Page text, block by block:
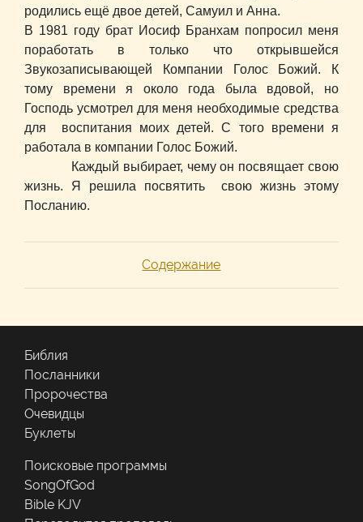
родились ещё двое детей, Самуил и Анна.
В 1981 году брат Иосиф Бранхам попросил меня
поработать в только что открывшейся
Звукозаписывающей Компании Голос Божий. К
тому времени я около года была вдовой, но
Господь усмотрел для меня необходимые средства
для воспитания моих детей. С того времени я
работала в компании Голос Божий.
Каждый выбирает, чему он посвящает свою
жизнь. Я решила посвятить свою жизнь этому
Посланию.
Содержание
Библия
Посланники
Пророчества
Очевидцы
Буклеты
Поисковые программы
SongOfGod
Bible KJV